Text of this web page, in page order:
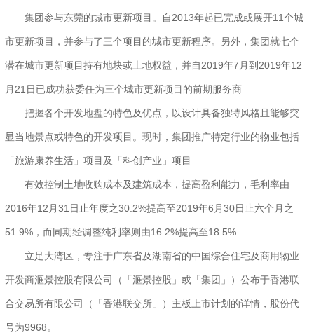
集团参与东莞的城市更新项目。自2013年起已完成或展开11个城
市更新项目，并参与了三个项目的城市更新程序。另外，集团就七个
潜在城市更新项目持有地块或土地权益，并自2019年7月到2019年12
月21日已成功获委任为三个城市更新项目的前期服务商
把握各个开发地盘的特色及优点，以设计具备独特风格且能够突
显当地景点或特色的开发项目。现时，集团推广特定行业的物业包括
「旅游康养生活」项目及「科创产业」项目
有效控制土地收购成本及建筑成本，提高盈利能力，毛利率由
2016年12月31日止年度之30.2%提高至2019年6月30日止六个月之
51.9%，而同期经调整纯利率则由16.2%提高至18.5%
立足大湾区，专注于广东省及湖南省的中国综合住宅及商用物业
开发商滙景控股有限公司（「滙景控股」或「集团」）公布于香港联
合交易所有限公司（「香港联交所」）主板上市计划的详情，股份代
号为9968。